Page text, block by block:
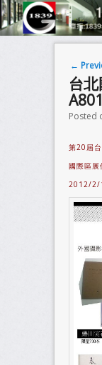
Post
←
台
A801
Posted
第20屆
國際區展
2012/2/